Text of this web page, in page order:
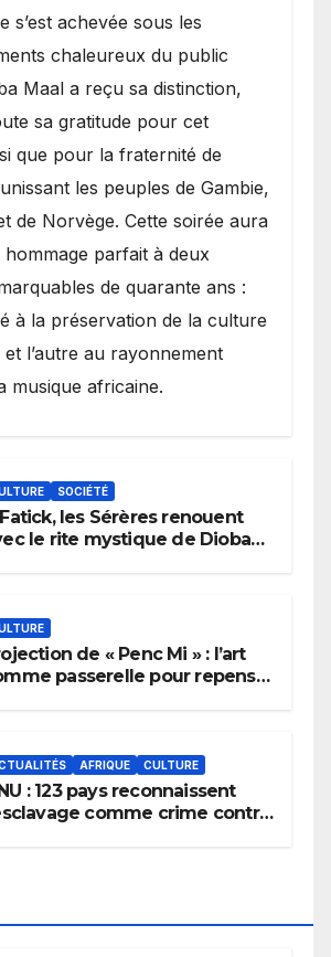
s’est achevée sous les
chaleureux du public
Maal a reçu sa distinction,
sa gratitude pour cet
que pour la fraternité de
les peuples de Gambie,
de Norvège. Cette soirée aura
parfait à deux
de quarante ans :
à la préservation de la culture
l’autre au rayonnement
musique africaine.
SOCIÉTÉ
les Sérères renouent
le rite mystique de Diobaye
de « Penc Mi » : l’art
passerelle pour repenser
AFRIQUE CULTURE
: 123 pays reconnaissent
comme crime contre